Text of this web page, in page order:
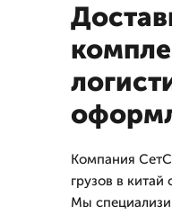
Компания
грузов в
Мы